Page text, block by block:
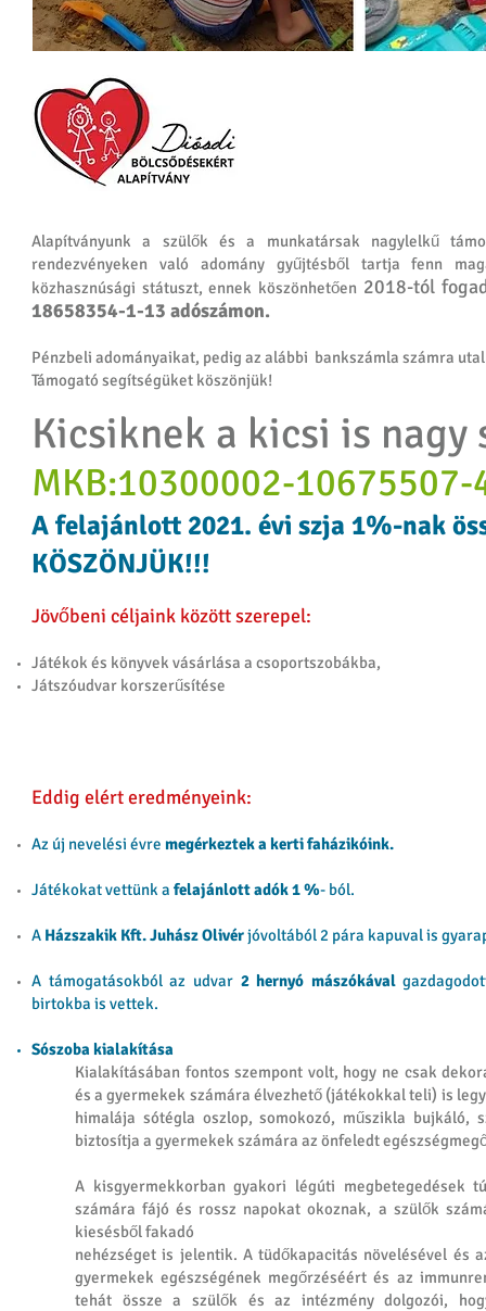
Alapítványunk a szülők és a munkatársak nagylelkű
rendezvényeken való adomány gyűjtésből tartja fenn
közhasznúsági státuszt, ennek köszönhetően 2018-tól
18658354-1-13 adószámon.
Pénzbeli adományaikat, pedig az alábbi bankszámla számra
Támogató segítségüket köszönjük!
A felajánlott 2021. évi szja 1%-nak
KÖSZÖNJÜK!!!
Jövőbeni céljaink között szerepel:
Játékok és könyvek vásárlása a csoportszobákba,
Játszóudvar korszerűsítése
Kicsiknek a kicsi is nagy
MKB:10300002-
Eddig elért eredményeink:
Az új nevelési évre megérkeztek a kerti faházikóink.
Játékokat vettünk a felajánlott adók 1 %- ból.
A Házszakik Kft.Juhász Olivérjóvoltából 2 pára kapuval is
A támogatásokból az udvar 2 hernyó mászókával
birtokba is vettek.
Sószoba kialakítása
Kialakításában fontos szempont volt, hogy ne csak
és a gyermekek számára élvezhető (játékokkal teli) is
himalája sótégla oszlop, somokozó, műszikla bujkáló,
biztosítja a gyermekek számára az önfeledt
A kisgyermekkorban gyakori légúti megbetegedések
számára fájó és rossz napokat okoznak, a szülők
kiesésből fakadó
nehézséget is jelentik. A tüdőkapacitás növelésével és
gyermekek egészségének megőrzéséért és az
tehát össze a szülők és az intézmény dolgozói,